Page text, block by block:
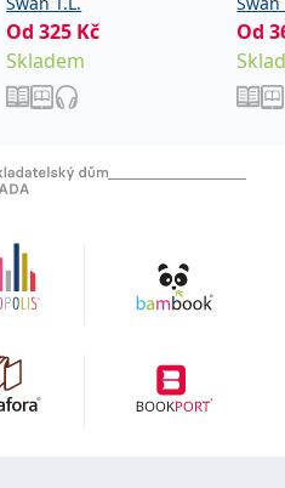
Od325 Kč
Skladem
Od